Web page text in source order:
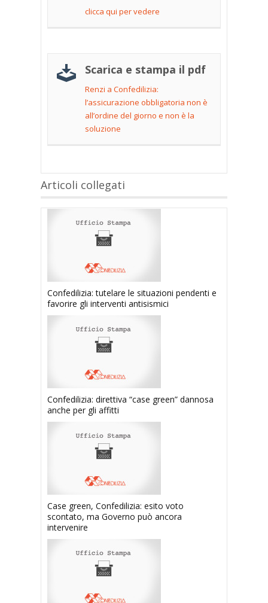
clicca qui per vedere
Scarica e stampa il pdf
Renzi a Confedilizia:
l’assicurazione obbligatoria non è
all’ordine del giorno e non è la
soluzione
Articoli collegati
Confedilizia: tutelare le situazioni pendenti e
favorire gli interventi antisismici
Confedilizia: direttiva “case green” dannosa
anche per gli affitti
Case green, Confedilizia: esito voto
scontato, ma Governo può ancora
intervenire